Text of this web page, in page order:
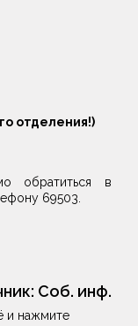
отделения!)
обратиться в
69503.
Соб. инф.
и нажмите